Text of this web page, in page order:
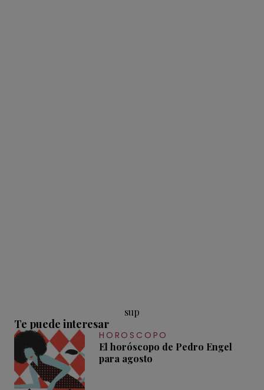
sup
Te puede interesar
HOROSCOPO
El horóscopo de Pedro Engel
para agosto